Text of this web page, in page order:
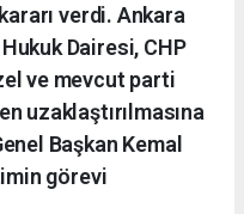
verdi. Ankara
Dairesi, CHP
ve mevcut parti
uzaklaştırılmasına
Başkan Kemal
görevi